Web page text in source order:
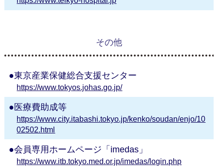
その他
東京産業保健総合支援センター
https://www.tokyos.johas.go.jp/
医療費助成等
https://www.city.itabashi.tokyo.jp/kenko/soudan/enjo/10
02502.html
会員専用ホームページ「imedas」
https://www.itb.tokyo.med.or.jp/imedas/login.php